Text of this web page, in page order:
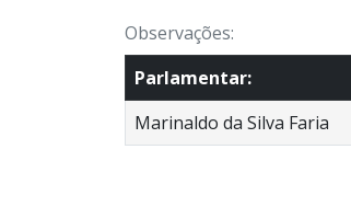
Observações:
Parlamentar:
Marinaldo da Silva Faria